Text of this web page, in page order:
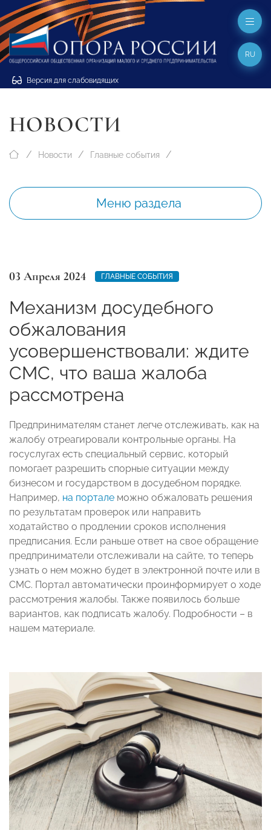
Версия для слабовидящих
RU
НОВОСТИ
Новости Главные события
Меню раздела
03 Апреля 2024 ГЛАВНЫЕ СОБЫТИЯ
Механизм досудебного
обжалования
усовершенствовали: ждите
СМС, что ваша жалоба
рассмотрена
Предпринимателям станет легче отслеживать, как на
жалобу отреагировали контрольные органы. На
госуслугах есть специальный сервис, который
помогает разрешить спорные ситуации между
бизнесом и государством в досудебном порядке.
Например, на портале можно обжаловать решения
по результатам проверок или направить
ходатайство о продлении сроков исполнения
предписания. Если раньше ответ на свое обращение
предприниматели отслеживали на сайте, то теперь
узнать о нем можно будет в электронной почте или в
СМС. Портал автоматически проинформирует о ходе
рассмотрения жалобы. Также появилось больше
вариантов, как подписать жалобу. Подробности – в
нашем материале.